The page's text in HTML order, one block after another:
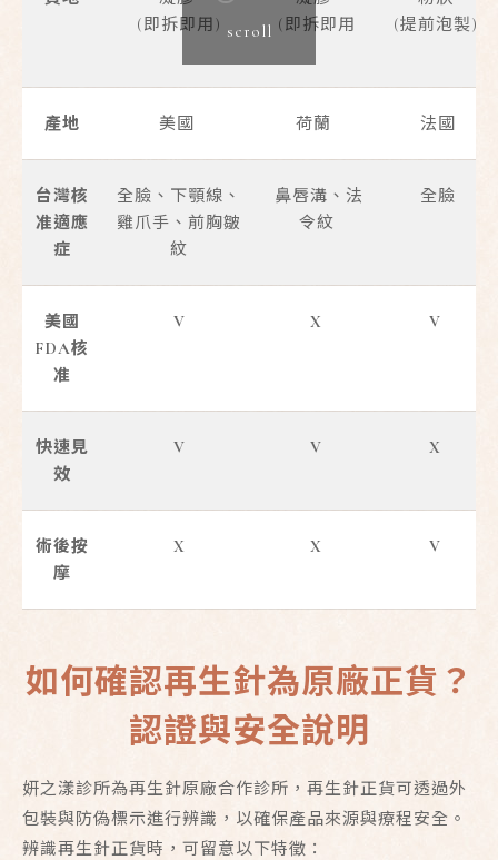
scroll
(即拆即用)
(即拆即用
(提前泡製)
產地 美國 荷蘭 法國
台灣核
准適應
症
全臉、下顎線、
雞爪手、前胸皺
紋
鼻唇溝、法
令紋
全臉
美國
FDA核
准
V X V
快速見
效
V V X
術後按
摩
X X V
如何確認再生針為原廠正貨？
認證與安全說明
妍之漾診所為再生針原廠合作診所，再生針正貨可透過外
包裝與防偽標示進行辨識，以確保產品來源與療程安全。
辨識再生針正貨時，可留意以下特徵：